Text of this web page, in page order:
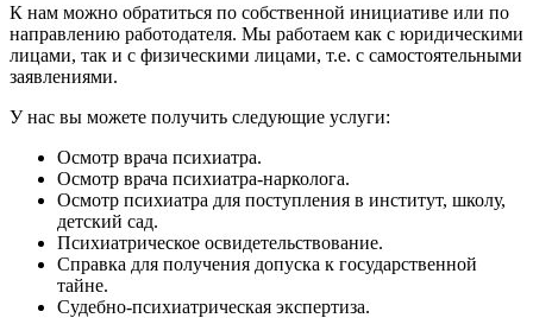
К нам можно обратиться по собственной инициативе или по
направлению работодателя. Мы работаем как с юридическими
лицами, так и с физическими лицами, т.е. с самостоятельными
заявлениями.
У нас вы можете получить следующие услуги:
Осмотр врача психиатра.
Осмотр врача психиатра-нарколога.
Осмотр психиатра для поступления в институт, школу,
детский сад.
Психиатрическое освидетельствование.
Справка для получения допуска к государственной
тайне.
Судебно-психиатрическая экспертиза.